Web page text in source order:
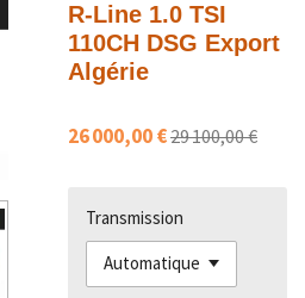
R-Line 1.0 TSI
110CH DSG Export
Algérie
26 000,00 €29 100,00 €
Transmission